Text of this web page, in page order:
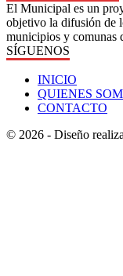
El Municipal es un
objetivo la difusión de
municipios y comunas
SÍGUENOS
INICIO
QUIENES
CONTACTO
© 2026 - Diseño